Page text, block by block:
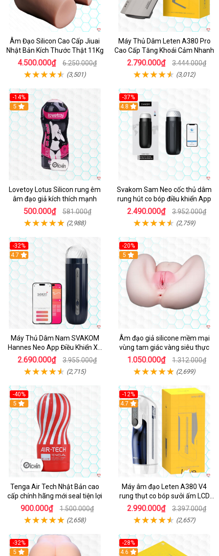
Âm Đạo Silicon Cao Cấp Jiuai
Nhật Bản Kích Thước Thật 11Kg
4.500.000₫ 6.250.000₫
(3,501)
Máy Thủ Dâm Leten A380 Pro
Cao Cấp Tăng Khoái Cảm Nhanh
2.790.000₫ 3.444.000₫
(3,012)
-14%
Hot
5
Lovetoy Lotus Silicon rung êm
âm đạo giả kích thích mạnh
500.000₫ 581.000₫
(2,988)
-37%
4.8
Svakom Sam Neo cốc thủ dâm
rung hút co bóp điều khiển App
2.490.000₫ 3.952.000₫
(2,759)
-32%
Hot
4.7
Máy Thủ Dâm Nam SVAKOM
Hannes Neo App Điều Khiển Xa
Cao Cấp
2.690.000₫ 3.955.000₫
(2,715)
-20%
Hot
5
Âm đạo giả silicone mềm mại
vùng tam giác vàng siêu thực
1.050.000₫ 1.312.000₫
(2,699)
-40%
Hot
5
Tenga Air Tech Nhật Bản cao
cấp chính hãng mới seal tiện lợi
900.000₫ 1.500.000₫
(2,658)
-12%
Hot
4.7
Máy âm đạo Leten A380 V4
rung thụt co bóp sưởi ấm LCD
đẹp
2.990.000₫ 3.397.000₫
(2,657)
-32%
Hot
5
-28%
Hot
4.6